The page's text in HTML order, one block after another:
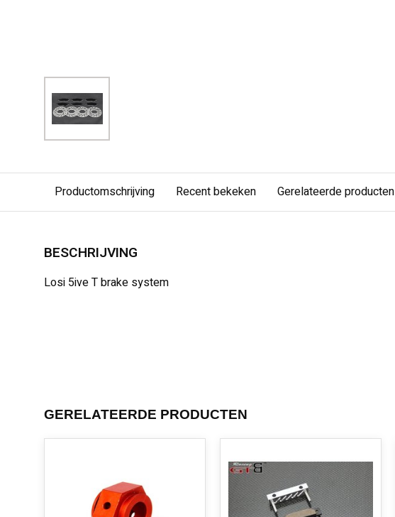
Productomschrijving Recent bekeken Gerelateerde producten
BESCHRIJVING
Losi 5ive T brake system
GERELATEERDE PRODUCTEN